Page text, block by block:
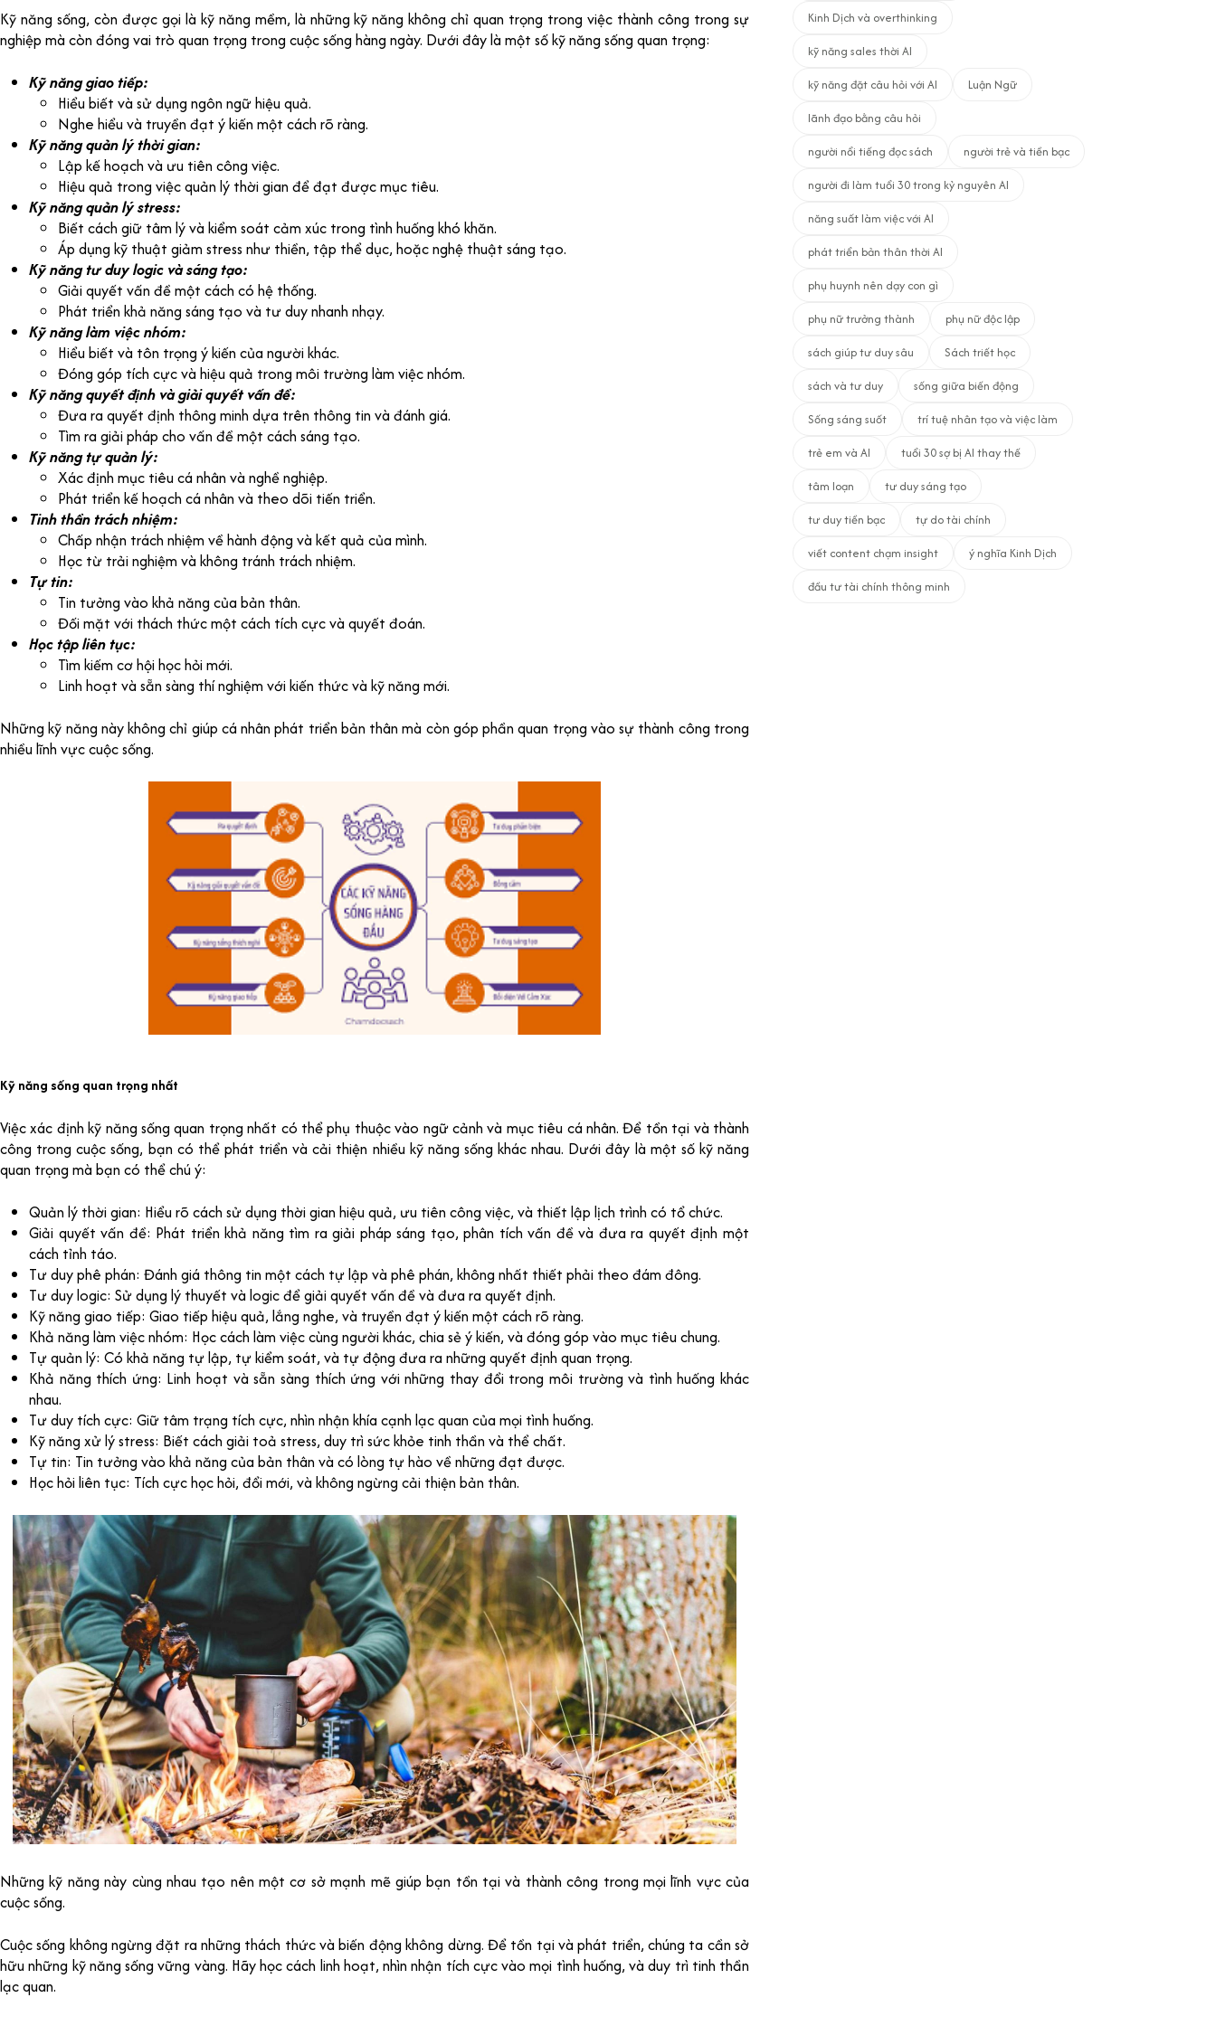
Kỹ năng sống, còn được gọi là kỹ năng mềm, là những kỹ năng không chỉ quan trọng trong việc thành công trong sự
nghiệp mà còn đóng vai trò quan trọng trong cuộc sống hàng ngày. Dưới đây là một số kỹ năng sống quan trọng:
Kỹ năng giao tiếp:
Hiểu biết và sử dụng ngôn ngữ hiệu quả.
Nghe hiểu và truyền đạt ý kiến một cách rõ ràng.
Kỹ năng quản lý thời gian:
Lập kế hoạch và ưu tiên công việc.
Hiệu quả trong việc quản lý thời gian để đạt được mục tiêu.
Kỹ năng quản lý stress:
Biết cách giữ tâm lý và kiểm soát cảm xúc trong tình huống khó khăn.
Áp dụng kỹ thuật giảm stress như thiền, tập thể dục, hoặc nghệ thuật sáng tạo.
Kỹ năng tư duy logic và sáng tạo:
Giải quyết vấn đề một cách có hệ thống.
Phát triển khả năng sáng tạo và tư duy nhanh nhạy.
Kỹ năng làm việc nhóm:
Hiểu biết và tôn trọng ý kiến của người khác.
Đóng góp tích cực và hiệu quả trong môi trường làm việc nhóm.
Kỹ năng quyết định và giải quyết vấn đề:
Đưa ra quyết định thông minh dựa trên thông tin và đánh giá.
Tìm ra giải pháp cho vấn đề một cách sáng tạo.
Kỹ năng tự quản lý:
Xác định mục tiêu cá nhân và nghề nghiệp.
Phát triển kế hoạch cá nhân và theo dõi tiến triển.
Tinh thần trách nhiệm:
Chấp nhận trách nhiệm về hành động và kết quả của mình.
Học từ trải nghiệm và không tránh trách nhiệm.
Tự tin:
Tin tưởng vào khả năng của bản thân.
Đối mặt với thách thức một cách tích cực và quyết đoán.
Học tập liên tục:
Tìm kiếm cơ hội học hỏi mới.
Linh hoạt và sẵn sàng thí nghiệm với kiến thức và kỹ năng mới.
Những kỹ năng này không chỉ giúp cá nhân phát triển bản thân mà còn góp phần quan trọng vào sự thành công trong
nhiều lĩnh vực cuộc sống.
Kỹ năng sống quan trọng nhất
Việc xác định kỹ năng sống quan trọng nhất có thể phụ thuộc vào ngữ cảnh và mục tiêu cá nhân. Để tồn tại và thành
công trong cuộc sống, bạn có thể phát triển và cải thiện nhiều kỹ năng sống khác nhau. Dưới đây là một số kỹ năng
quan trọng mà bạn có thể chú ý:
Quản lý thời gian: Hiểu rõ cách sử dụng thời gian hiệu quả, ưu tiên công việc, và thiết lập lịch trình có tổ chức.
Giải quyết vấn đề: Phát triển khả năng tìm ra giải pháp sáng tạo, phân tích vấn đề và đưa ra quyết định một
cách tỉnh táo.
Tư duy phê phán: Đánh giá thông tin một cách tự lập và phê phán, không nhất thiết phải theo đám đông.
Tư duy logic: Sử dụng lý thuyết và logic để giải quyết vấn đề và đưa ra quyết định.
Kỹ năng giao tiếp: Giao tiếp hiệu quả, lắng nghe, và truyền đạt ý kiến một cách rõ ràng.
Khả năng làm việc nhóm: Học cách làm việc cùng người khác, chia sẻ ý kiến, và đóng góp vào mục tiêu chung.
Tự quản lý: Có khả năng tự lập, tự kiểm soát, và tự động đưa ra những quyết định quan trọng.
Khả năng thích ứng: Linh hoạt và sẵn sàng thích ứng với những thay đổi trong môi trường và tình huống khác
nhau.
Tư duy tích cực: Giữ tâm trạng tích cực, nhìn nhận khía cạnh lạc quan của mọi tình huống.
Kỹ năng xử lý stress: Biết cách giải toả stress, duy trì sức khỏe tinh thần và thể chất.
Tự tin: Tin tưởng vào khả năng của bản thân và có lòng tự hào về những đạt được.
Học hỏi liên tục: Tích cực học hỏi, đổi mới, và không ngừng cải thiện bản thân.
Những kỹ năng này cùng nhau tạo nên một cơ sở mạnh mẽ giúp bạn tồn tại và thành công trong mọi lĩnh vực của
cuộc sống.
Cuộc sống không ngừng đặt ra những thách thức và biến động không dừng. Để tồn tại và phát triển, chúng ta cần sở
hữu những kỹ năng sống vững vàng. Hãy học cách linh hoạt, nhìn nhận tích cực vào mọi tình huống, và duy trì tinh thần
lạc quan.
Kinh Dịch và overthinking
kỹ năng sales thời AI
kỹ năng đặt câu hỏi với AI
Luận Ngữ
lãnh đạo bằng câu hỏi
người nổi tiếng đọc sách
người trẻ và tiền bạc
người đi làm tuổi 30 trong kỷ nguyên AI
năng suất làm việc với AI
phát triển bản thân thời AI
phụ huynh nên dạy con gì
phụ nữ trưởng thành
phụ nữ độc lập
sách giúp tư duy sâu
Sách triết học
sách và tư duy
sống giữa biến động
Sống sáng suốt
trí tuệ nhân tạo và việc làm
trẻ em và AI
tuổi 30 sợ bị AI thay thế
tâm loạn
tư duy sáng tạo
tư duy tiền bạc
tự do tài chính
viết content chạm insight
ý nghĩa Kinh Dịch
đầu tư tài chính thông minh